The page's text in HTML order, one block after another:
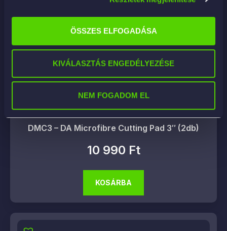
ÖSSZES ELFOGADÁSA
KIVÁLASZTÁS ENGEDÉLYEZÉSE
NEM FOGADOM EL
DMC3 – DA Microfibre Cutting Pad 3″ (2db)
10 990 Ft
KOSÁRBA